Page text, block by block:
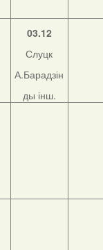
03.12
Слуцк
А.Барадзін
ды інш.